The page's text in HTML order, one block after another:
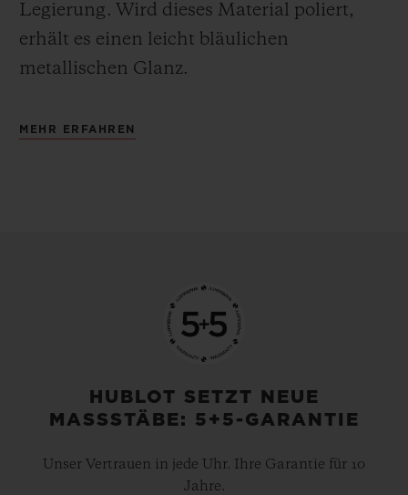
Legierung. Wird dieses Material poliert,
erhält es einen leicht bläulichen
metallischen Glanz.
MEHR ERFAHREN
HUBLOT SETZT NEUE
MASSSTÄBE: 5+5-GARANTIE
Unser Vertrauen in jede Uhr. Ihre Garantie für 10
Jahre.